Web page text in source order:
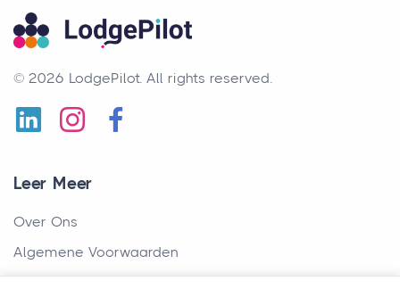
© 2026 LodgePilot. All rights reserved.
Leer Meer
Over Ons
Algemene Voorwaarden
Privacybeleid